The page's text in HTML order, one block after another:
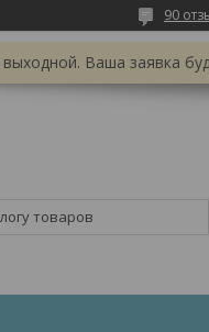
90
Ваша заявка